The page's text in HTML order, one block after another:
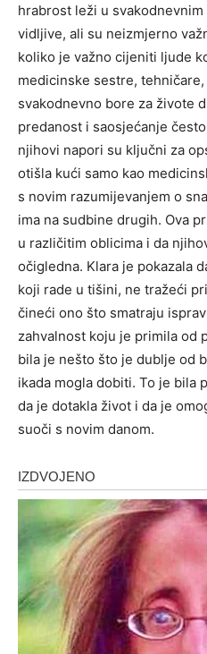
hrabrost leži u
vidljive, ali su neizmjerno
koliko je važno cijeniti ljude
medicinske sestre,
svakodnevno bore za živote
predanost i saosjećanje
njihovi napori su ključni za
otišla kući samo kao
s novim razumijevanjem o
ima na sudbine drugih. Ova
u različitim oblicima i da
očigledna. Klara je pokazala
koji rade u tišini, ne tražeći
čineći ono što smatraju
zahvalnost koju je primila od
bila je nešto što je dublje od
ikada mogla dobiti. To je bila
da je dotakla život i da je
suoči s novim danom.